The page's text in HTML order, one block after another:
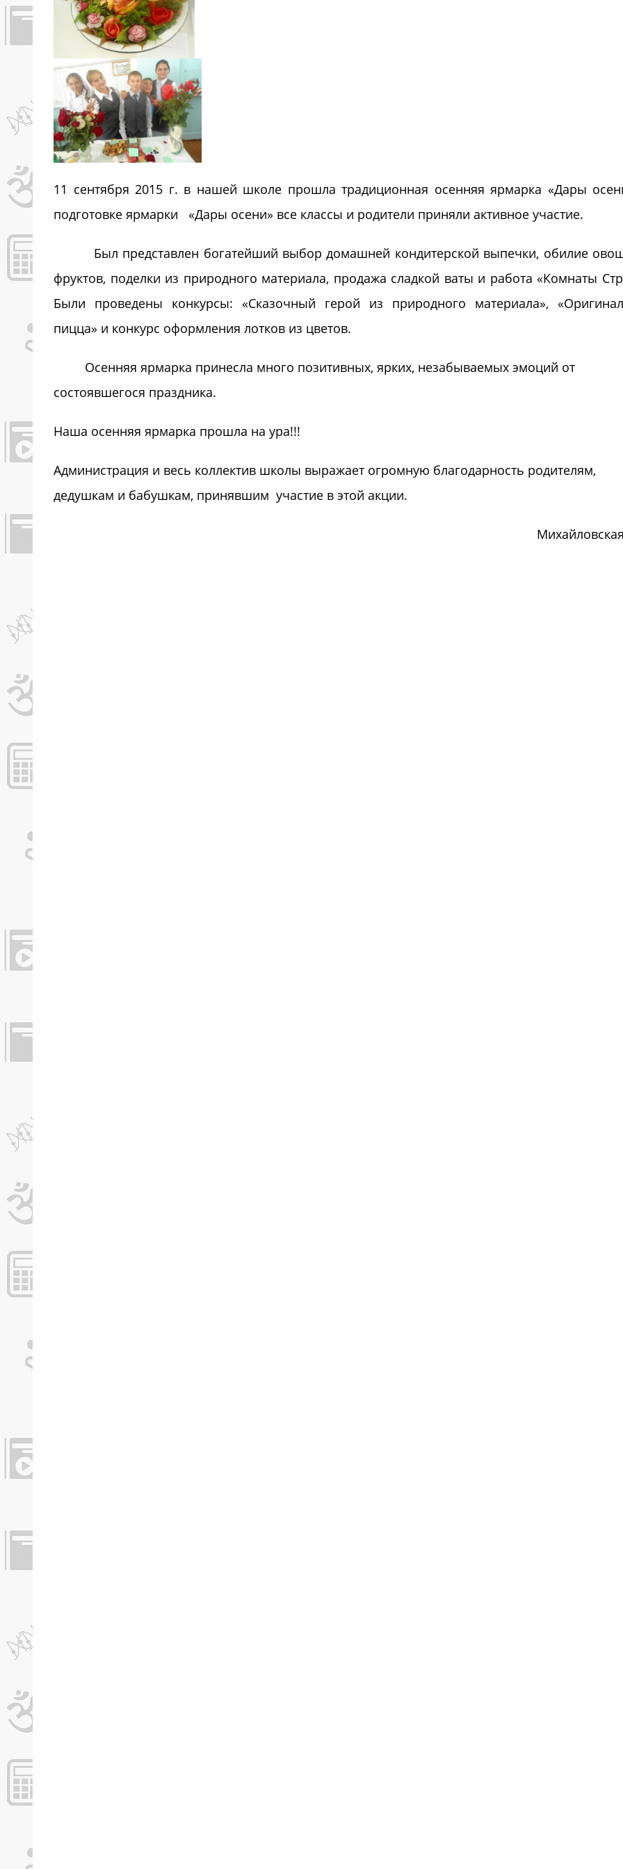
11 сентября 2015 г. в нашей школе прошла традиционная осенняя ярмарка «Дары
подготовке ярмарки «Дары осени» все классы и родители приняли активное участие.
Был представлен богатейший выбор домашней кондитерской выпечки, обилие
фруктов, поделки из природного материала, продажа сладкой ваты и работа «Комнаты
Были проведены конкурсы: «Сказочный герой из природного материала»,
пицца» и конкурс оформления лотков из цветов.
Осенняя ярмарка принесла много позитивных, ярких, незабываемых эмоций от
состоявшегося праздника.
Наша осенняя ярмарка прошла на ура!!!
Администрация и весь коллектив школы выражает огромную благодарность родителям,
дедушкам и бабушкам, принявшим участие в этой акции.